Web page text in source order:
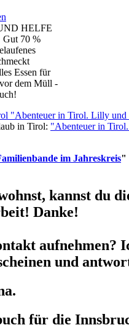
HELFE
70 %
Essen für
dem Müll -
in Tirol: "Abenteuer in
im Jahreskreis"
kannst du
Danke!
aufnehmen?
und
für die